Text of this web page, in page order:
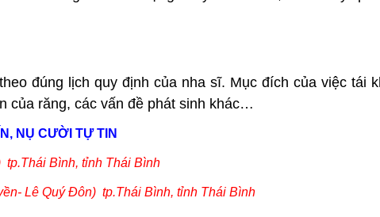
đúng lịch quy định của nha sĩ. Mục đích của việc tái
của răng, các vấn đề phát sinh khác…
NỤ CƯỜI TỰ TIN
tp.Thái Bình, tỉnh Thái Bình
Lê Quý Đôn) tp.Thái Bình, tỉnh Thái Bình